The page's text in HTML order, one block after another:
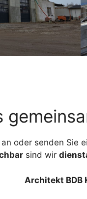
oder senden Sie
sind wir
Architekt BDB